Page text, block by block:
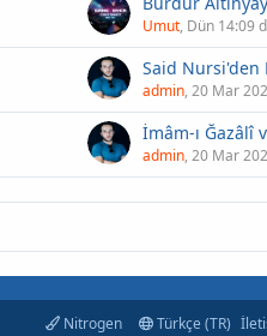
Umut Dün 14:09
admin 20 Mar
admin 20 Mar
Nitrogen Türkçe (TR)